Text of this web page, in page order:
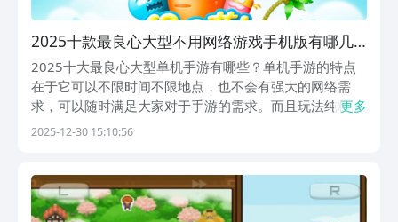
2025十款最良心大型不用网络游戏手机版有哪几
款 高质量单机手游大介绍
2025十大最良心大型单机手游有哪些？单机手游的特点
在于它可以不限时间不限地点，也不会有强大的网络需
求，可以随时满足大家对于手游的需求。而且玩法纯粹有
趣，娱乐性强，可以让玩家们放松身心，享受游戏。那么
更多
2025-12-30 15:10:56